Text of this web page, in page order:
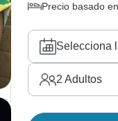
Precio basado
Selecciona
2 Adultos